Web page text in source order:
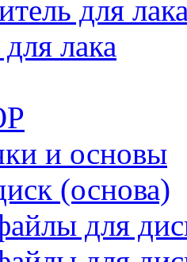
для
лака
и основы
(основа)
для